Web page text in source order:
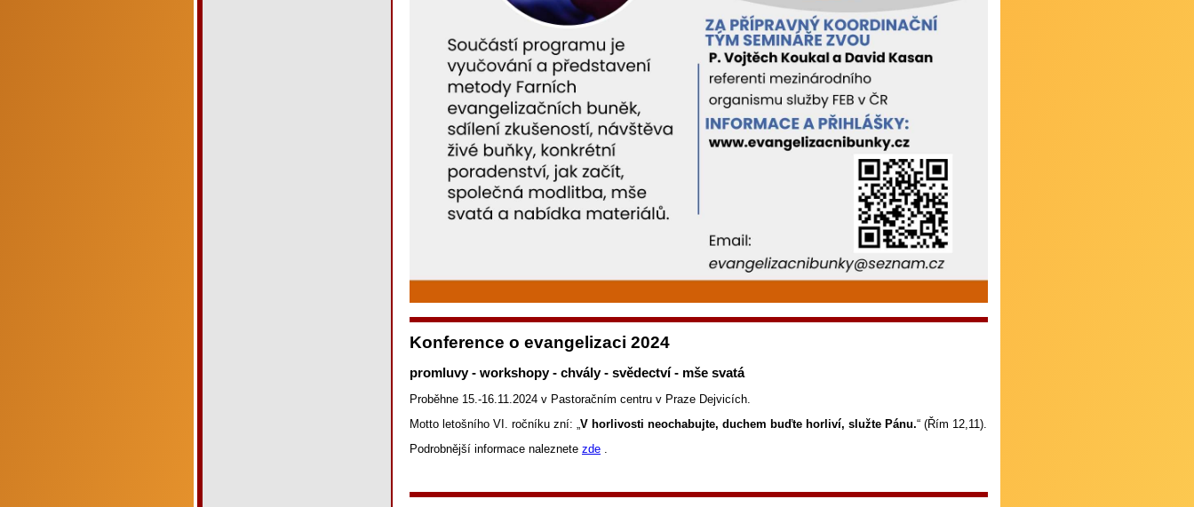
Konference o evangelizaci 2024
promluvy - workshopy - chvály - svědectví - mše svatá
Proběhne 15.-16.11.2024 v Pastoračním centru v Praze Dejvicích.
Motto letošního VI. ročníku zní: „V horlivosti neochabujte, duchem buďte horliví, služte Pánu.“ (Řím 12,11).
Podrobnější informace naleznete zde .